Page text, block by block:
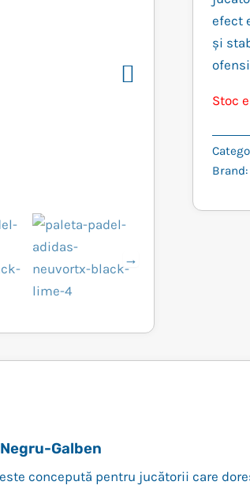
efect
și
Stoc
Brand:
Galben
concepută pentru jucătorii care